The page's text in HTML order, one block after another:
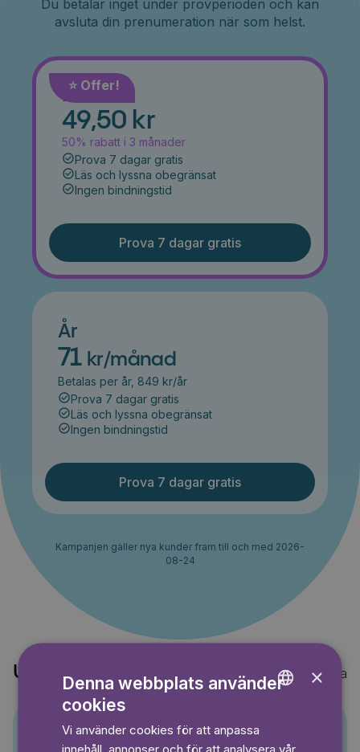
Du betalar inget under provperioden och kan
avsluta din prenumeration när som helst.
⭐️ Offer!
Månad
49,50 kr
50% rabatt i 3 månader
Prova 7 dagar gratis
Läs och lyssna obegränsat
Ingen bindningstid
Prova 7 dagar gratis
År
71 kr/månad
Betalas per år, 849 kr/år
Prova 7 dagar gratis
Läs och lyssna obegränsat
Ingen bindningstid
Prova 7 dagar gratis
Kampanjen gäller nya kunder fram till och med 2026-
08-24
Upptäck också Visa alla
×
Denna webbplats använder
cookies
Vi använder cookies för att anpassa
innehåll, annonser och för att analysera vår